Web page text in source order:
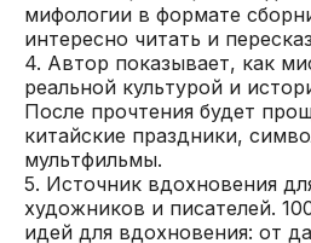
мифологии в формате
интересно читать и
4. Автор показывает, как
реальной культурой и
После прочтения будет
китайские праздники,
мультфильмы.
5. Источник вдохновения
художников и писателей.
идей для вдохновения: от